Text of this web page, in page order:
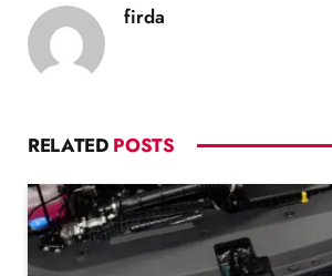
firda
RELATED POSTS